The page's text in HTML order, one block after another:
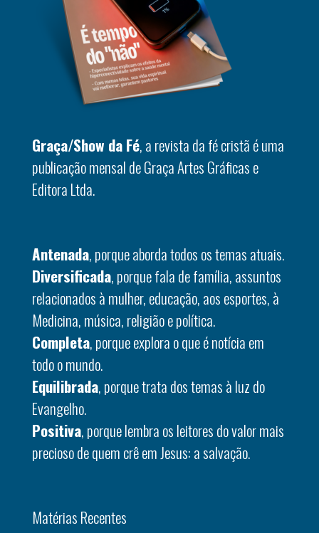
Graça/Show da Fé, a revista da fé cristã é uma
publicação mensal de Graça Artes Gráficas e
Editora Ltda.
Antenada, porque aborda todos os temas atuais.
Diversificada, porque fala de família, assuntos
relacionados à mulher, educação, aos esportes, à
Medicina, música, religião e política.
Completa, porque explora o que é notícia em
todo o mundo.
Equilibrada, porque trata dos temas à luz do
Evangelho.
Positiva, porque lembra os leitores do valor mais
precioso de quem crê em Jesus: a salvação.
Matérias Recentes